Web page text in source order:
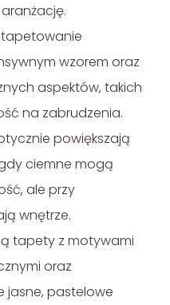
tapetowanie
wzorem oraz
aspektów, takich
na zabrudzenia.
powiększają
ciemne mogą
ale przy
wnętrze.
tapety z motywami
oraz
jasne, pastelowe